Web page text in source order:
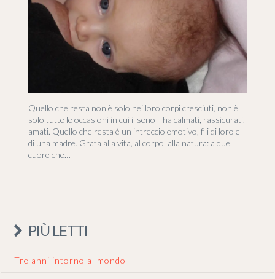
Quello che resta non è solo nei loro corpi cresciuti, non è
solo tutte le occasioni in cui il seno li ha calmati, rassicurati,
amati. Quello che resta è un intreccio emotivo, fili di loro e
di una madre. Grata alla vita, al corpo, alla natura: a quel
cuore che…
PIÙ LETTI
Tre anni intorno al mondo